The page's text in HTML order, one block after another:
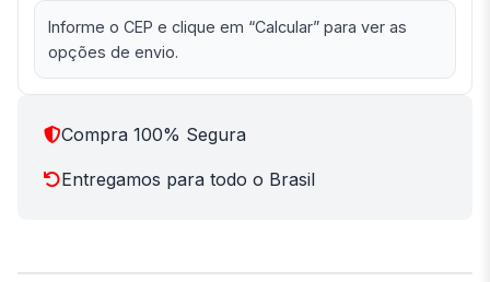
Informe o CEP e clique em “Calcular” para ver as
opções de envio.
Compra 100% Segura
Entregamos para todo o Brasil